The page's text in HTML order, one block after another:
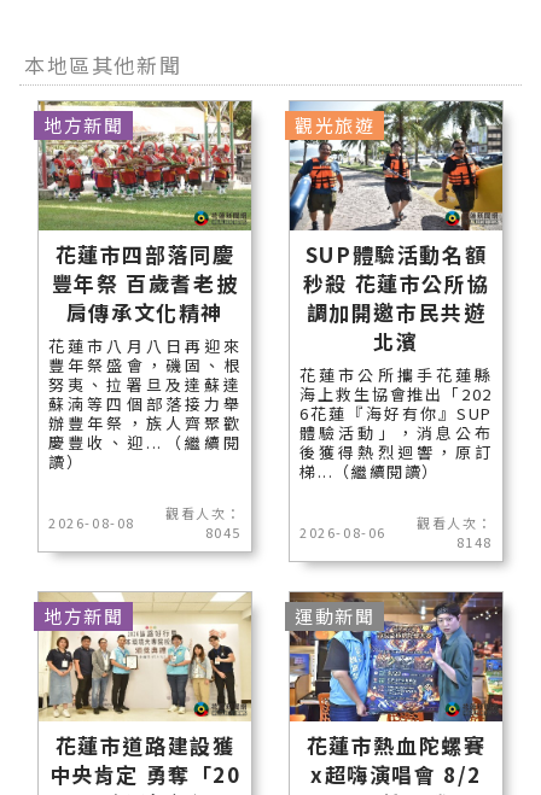
本地區其他新聞
花蓮市四部落同慶
豐年祭 百歲耆老披
肩傳承文化精神
花蓮市八月八日再迎來
豐年祭盛會，磯固、根
努夷、拉署旦及達蘇達
蘇湳等四個部落接力舉
辦豐年祭，族人齊聚歡
慶豐收、迎...（繼續閱
讀）
2026-08-08
觀看人次：
8045
地方新聞
SUP體驗活動名額
秒殺 花蓮市公所協
調加開邀市民共遊
北濱
花蓮市公所攜手花蓮縣
海上救生協會推出「202
6花蓮『海好有你』SUP
體驗活動」，消息公布
後獲得熱烈迴響，原訂
梯...（繼續閱讀）
2026-08-06
觀看人次：
8148
觀光旅遊
花蓮市道路建設獲
中央肯定 勇奪「20
地方新聞
花蓮市熱血陀螺賽
x超嗨演唱會 8/2
運動新聞